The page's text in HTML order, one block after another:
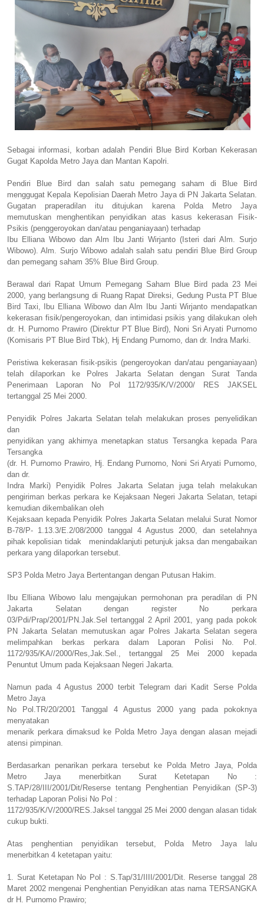
Sebagai informasi, korban adalah Pendiri Blue Bird Korban Kekerasan
Gugat Kapolda Metro Jaya dan Mantan Kapolri.
Pendiri Blue Bird dan salah satu pemegang saham di Blue Bird
menggugat Kepala Kepolisian Daerah Metro Jaya di PN Jakarta Selatan.
Gugatan praperadilan itu ditujukan karena Polda Metro Jaya
memutuskan menghentikan penyidikan atas kasus kekerasan Fisik-
Psikis (penggeroyokan dan/atau penganiayaan) terhadap
Ibu Elliana Wibowo dan Alm Ibu Janti Wirjanto (Isteri dari Alm. Surjo
Wibowo). Alm. Surjo Wibowo adalah salah satu pendiri Blue Bird Group
dan pemegang saham 35% Blue Bird Group.
Berawal dari Rapat Umum Pemegang Saham Blue Bird pada 23 Mei
2000, yang berlangsung di Ruang Rapat Direksi, Gedung Pusta PT Blue
Bird Taxi, Ibu Elliana Wibowo dan Alm Ibu Janti Wirjanto mendapatkan
kekerasan fisik/pengeroyokan, dan intimidasi psikis yang dilakukan oleh
dr. H. Purnomo Prawiro (Direktur PT Blue Bird), Noni Sri Aryati Purnomo
(Komisaris PT Blue Bird Tbk), Hj Endang Purnomo, dan dr. Indra Marki.
Peristiwa kekerasan fisik-psikis (pengeroyokan dan/atau penganiayaan)
telah dilaporkan ke Polres Jakarta Selatan dengan Surat Tanda
Penerimaan Laporan No Pol 1172/935/K/V/2000/ RES JAKSEL
tertanggal 25 Mei 2000.
Penyidik Polres Jakarta Selatan telah melakukan proses penyelidikan
dan
penyidikan yang akhirnya menetapkan status Tersangka kepada Para
Tersangka
(dr. H. Purnomo Prawiro, Hj. Endang Purnomo, Noni Sri Aryati Purnomo,
dan dr.
Indra Marki) Penyidik Polres Jakarta Selatan juga telah melakukan
pengiriman berkas perkara ke Kejaksaan Negeri Jakarta Selatan, tetapi
kemudian dikembalikan oleh
Kejaksaan kepada Penyidik Polres Jakarta Selatan melalui Surat Nomor
B-78/P- 1.13.3/E.2/08/2000 tanggal 4 Agustus 2000, dan setelahnya
pihak kepolisian tidak menindaklanjuti petunjuk jaksa dan mengabaikan
perkara yang dilaporkan tersebut.
SP3 Polda Metro Jaya Bertentangan dengan Putusan Hakim.
Ibu Elliana Wibowo lalu mengajukan permohonan pra peradilan di PN
Jakarta Selatan dengan register No perkara
03/Pdi/Prap/2001/PN.Jak.Sel tertanggal 2 April 2001, yang pada pokok
PN Jakarta Selatan memutuskan agar Polres Jakarta Selatan segera
melimpahkan berkas perkara dalam Laporan Polisi No. Pol.
1172/935/KA//2000/Res,Jak.Sel., tertanggal 25 Mei 2000 kepada
Penuntut Umum pada Kejaksaan Negeri Jakarta.
Namun pada 4 Agustus 2000 terbit Telegram dari Kadit Serse Polda
Metro Jaya
No Pol.TR/20/2001 Tanggal 4 Agustus 2000 yang pada pokoknya
menyatakan
menarik perkara dimaksud ke Polda Metro Jaya dengan alasan mejadi
atensi pimpinan.
Berdasarkan penarikan perkara tersebut ke Polda Metro Jaya, Polda
Metro Jaya menerbitkan Surat Ketetapan No :
S.TAP/28/III/2001/Dit/Reserse tentang Penghentian Penyidikan (SP-3)
terhadap Laporan Polisi No Pol :
1172/935/K/V/2000/RES.Jaksel tanggal 25 Mei 2000 dengan alasan tidak
cukup bukti.
Atas penghentian penyidikan tersebut, Polda Metro Jaya lalu
menerbitkan 4 ketetapan yaitu:
1. Surat Ketetapan No Pol : S.Tap/31/IIII/2001/Dit. Reserse tanggal 28
Maret 2002 mengenai Penghentian Penyidikan atas nama TERSANGKA
dr H. Purnomo Prawiro;